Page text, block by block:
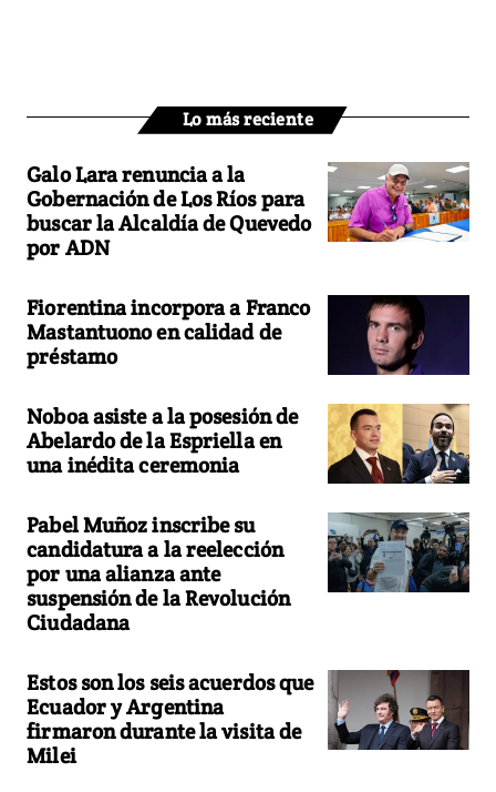
Lo más reciente
Galo Lara renuncia a la
Gobernación de Los Ríos para
buscar la Alcaldía de Quevedo
por ADN
Fiorentina incorpora a Franco
Mastantuono en calidad de
préstamo
Noboa asiste a la posesión de
Abelardo de la Espriella en
una inédita ceremonia
Pabel Muñoz inscribe su
candidatura a la reelección
por una alianza ante
suspensión de la Revolución
Ciudadana
Estos son los seis acuerdos que
Ecuador y Argentina
firmaron durante la visita de
Milei